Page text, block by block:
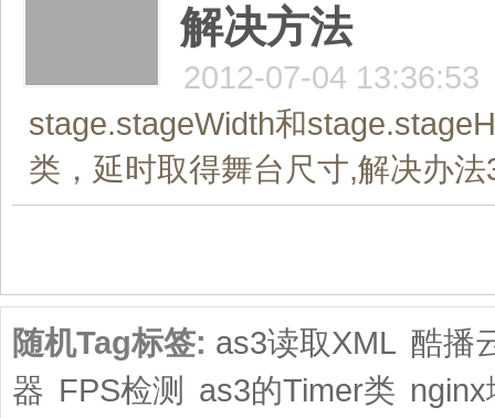
解决方法
2012-07-04 13:36:53
stage.stageWidth和
类，延时取得舞台尺寸,解决办
随机Tag标签: as3读取XML 酷播
器 FPS检测 as3的Timer类